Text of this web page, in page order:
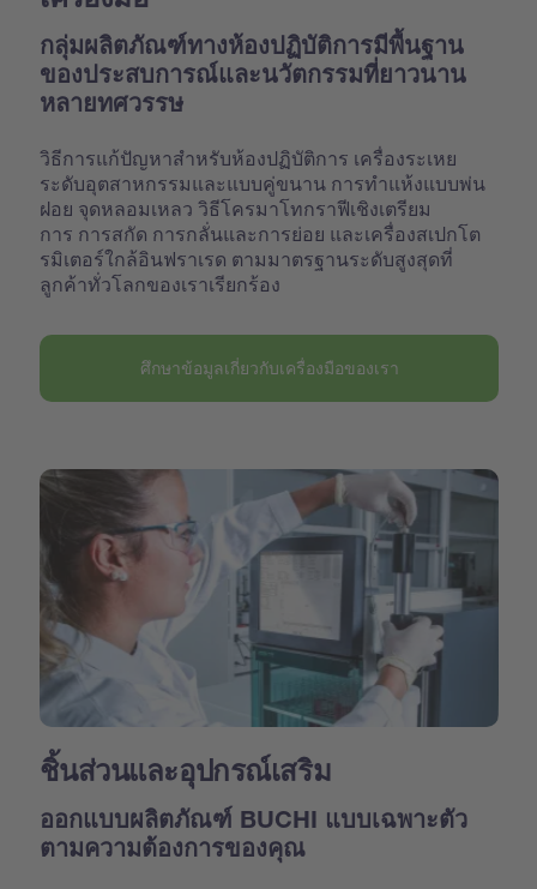
กลุ่มผลิตภัณฑ์ทางห้องปฏิบัติการมีพื้นฐาน
ของประสบการณ์และนวัตกรรมที่ยาวนาน
หลายทศวรรษ
วิธีการแก้ปัญหาสำหรับห้องปฏิบัติการ เครื่องระเหย
ระดับอุตสาหกรรมและแบบคู่ขนาน การทำแห้งแบบพ่น
ฝอย จุดหลอมเหลว วิธีโครมาโทกราฟีเชิงเตรียม
การ การสกัด การกลั่นและการย่อย และเครื่องสเปกโต
รมิเตอร์ใกล้อินฟราเรด ตามมาตรฐานระดับสูงสุดที่
ลูกค้าทั่วโลกของเราเรียกร้อง
ศึกษาข้อมูลเกี่ยวกับเครื่องมือของเรา
ชิ้นส่วนและอุปกรณ์เสริม
ออกแบบผลิตภัณฑ์ BUCHI แบบเฉพาะตัว
ตามความต้องการของคุณ